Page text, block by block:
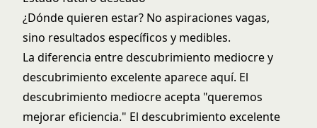
¿Dónde quieren estar? No aspiraciones vagas,
sino resultados específicos y medibles.
La diferencia entre descubrimiento mediocre y
descubrimiento excelente aparece aquí. El
descubrimiento mediocre acepta "queremos
mejorar eficiencia." El descubrimiento excelente